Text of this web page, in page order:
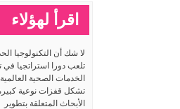
اقرأ لهؤلاء
لا شك أن التكنولوجيا
تلعب دورا استراتجيا في
الخدمات الصحية العالمية
تشكل قفزات نوعية كبيرة
الأبحاث المتعلقة بتطوير